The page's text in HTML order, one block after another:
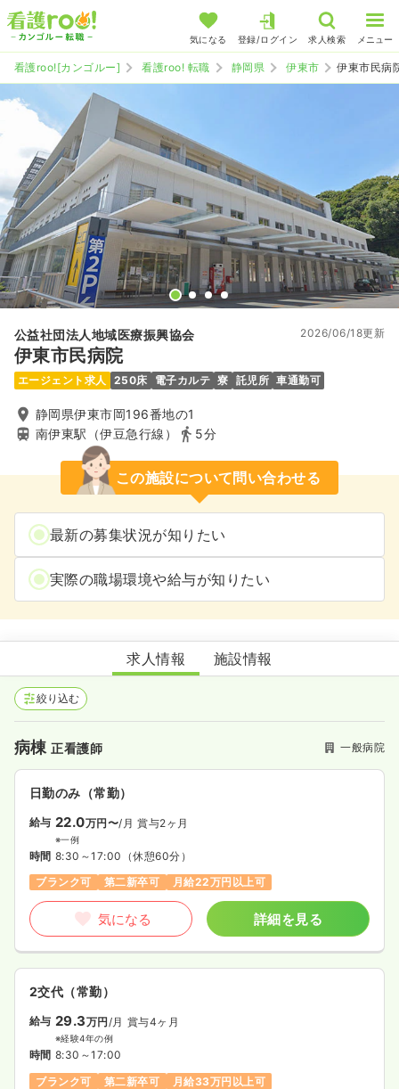
気になる 登録/ログイン 求人検索 メニュー
看護roo![カンゴルー] 看護roo! 転職 静岡県 伊東市 伊東市民病
公益社団法人地域医療振興協会
伊東市民病院
2026/06/18更新
エージェント求人 250床 電子カルテ 寮 託児所 車通勤可
静岡県伊東市岡196番地の1
南伊東駅（伊豆急行線）
5分
この施設について問い合わせる
最新の募集状況が知りたい
実際の職場環境や給与が知りたい
伊東市民病院
求人情報 施設情報
絞り込む
病棟正看護師 一般病院
日勤のみ（常勤）
給与 22.0万円〜/月 賞与2ヶ月
※一例
時間 8:30～17:00 （休憩60分）
ブランク可
第二新卒可 月給22万円以上可
気になる 詳細を見る
2交代（常勤）
給与 29.3万円/月 賞与4ヶ月
※経験4年の例
時間 8:30～17:00
ブランク可
第二新卒可 月給33万円以上可